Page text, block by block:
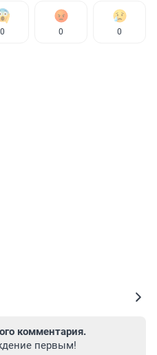
0 0 0
комментария.
первым!